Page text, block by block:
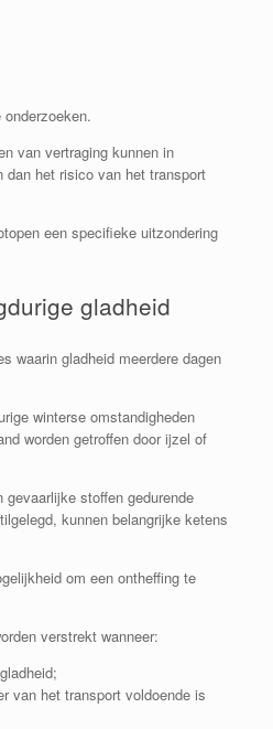
van vertraging kunnen in
dan het risico van het transport
een specifieke uitzondering
gladheid
waarin gladheid meerdere dagen
winterse omstandigheden
worden getroffen door ijzel of
gevaarlijke stoffen gedurende
kunnen belangrijke ketens
om een ontheffing te
verstrekt wanneer:
van het transport voldoende is